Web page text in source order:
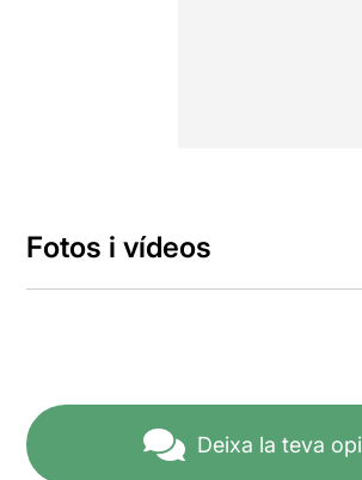
Fotos i vídeos
Deixa la teva